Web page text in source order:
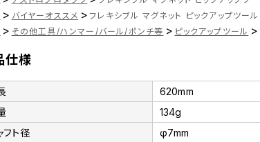
> バイヤーオススメ > フレキシブル マグネット ピックアップツー
> その他工具/ハンマー/バール/ポンチ等 > ピックアップツール >
仕様
620mm
134g
フト径
φ7mm